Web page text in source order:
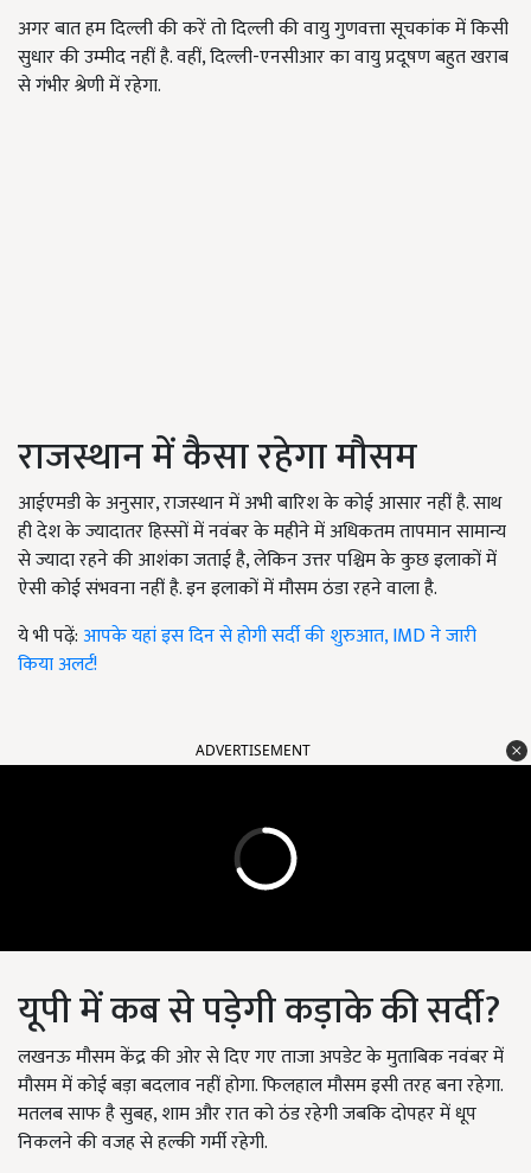
अगर बात हम दिल्ली की करें तो दिल्ली की वायु गुणवत्ता सूचकांक में किसी
सुधार की उम्मीद नहीं है. वहीं, दिल्ली-एनसीआर का वायु प्रदूषण बहुत खराब
से गंभीर श्रेणी में रहेगा.
राजस्थान में कैसा रहेगा मौसम
आईएमडी के अनुसार, राजस्थान में अभी बारिश के कोई आसार नहीं है. साथ
ही देश के ज्यादातर हिस्सों में नवंबर के महीने में अधिकतम तापमान सामान्य
से ज्यादा रहने की आशंका जताई है, लेकिन उत्तर पश्चिम के कुछ इलाकों में
ऐसी कोई संभवना नहीं है. इन इलाकों में मौसम ठंडा रहने वाला है.
ये भी पढ़ें: आपके यहां इस दिन से होगी सर्दी की शुरुआत, IMD ने जारी
किया अलर्ट!
ADVERTISEMENT
यूपी में कब से पड़ेगी कड़ाके की सर्दी?
लखनऊ मौसम केंद्र की ओर से दिए गए ताजा अपडेट के मुताबिक नवंबर में
मौसम में कोई बड़ा बदलाव नहीं होगा. फिलहाल मौसम इसी तरह बना रहेगा.
मतलब साफ है सुबह, शाम और रात को ठंड रहेगी जबकि दोपहर में धूप
निकलने की वजह से हल्की गर्मी रहेगी.